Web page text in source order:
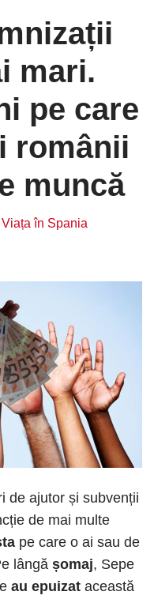
mari.
pe care
românii
muncă
Viața în Spania
de ajutor și subvenții
de mai multe
pe care o ai sau de
lângă șomaj, Sepe
au epuizat această